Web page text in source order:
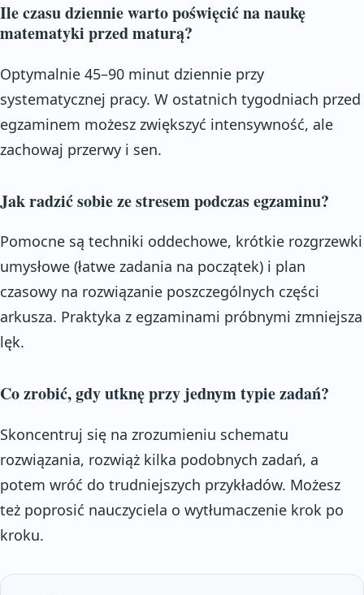
Ile czasu dziennie warto poświęcić na naukę
matematyki przed maturą?
Optymalnie 45–90 minut dziennie przy
systematycznej pracy. W ostatnich tygodniach przed
egzaminem możesz zwiększyć intensywność, ale
zachowaj przerwy i sen.
Jak radzić sobie ze stresem podczas egzaminu?
Pomocne są techniki oddechowe, krótkie rozgrzewki
umysłowe (łatwe zadania na początek) i plan
czasowy na rozwiązanie poszczególnych części
arkusza. Praktyka z egzaminami próbnymi zmniejsza
lęk.
Co zrobić, gdy utknę przy jednym typie zadań?
Skoncentruj się na zrozumieniu schematu
rozwiązania, rozwiąż kilka podobnych zadań, a
potem wróć do trudniejszych przykładów. Możesz
też poprosić nauczyciela o wytłumaczenie krok po
kroku.